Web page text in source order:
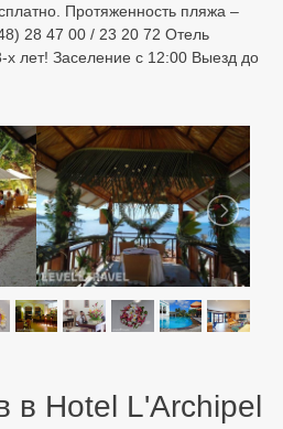
Протяженность пляжа –
28 47 00 / 23 20 72 Отель
х лет! Заселение с 12:00 Выезд до
в Hotel L'Archipel